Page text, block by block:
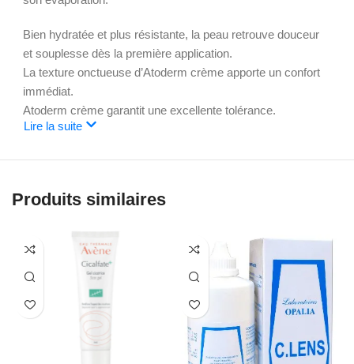
Bien hydratée et plus résistante, la peau retrouve douceur
et souplesse dès la première application.
La texture onctueuse d’Atoderm crème apporte un confort
immédiat.
Atoderm crème garantit une excellente tolérance.
Lire la suite
Produits similaires